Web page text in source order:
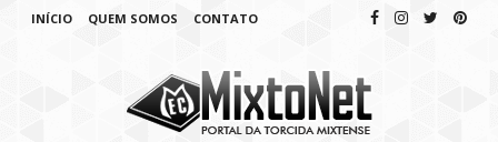
INÍCIO QUEM SOMOS CONTATO